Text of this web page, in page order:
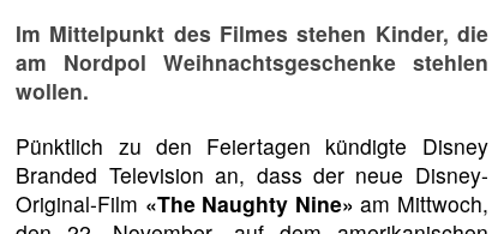
Im Mittelpunkt des Filmes stehen Kinder, die
am Nordpol Weihnachtsgeschenke stehlen
wollen.
Pünktlich zu den Feiertagen kündigte Disney
Branded Television an, dass der neue Disney-
Original-Film «The Naughty Nine» am Mittwoch,